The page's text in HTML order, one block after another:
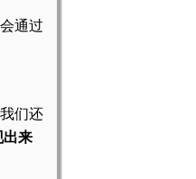
通过
们还
出来